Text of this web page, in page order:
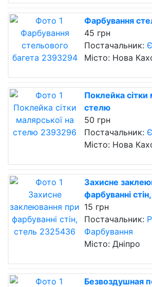
Фарбування
45 грн
Постачальник:
Місто: Нова
Поклейка сітки
стелю
50 грн
Постачальник:
Місто: Нова
Захисне
фарбуванні
15 грн
Постачальник:
Фарбування
Місто: Дніпро
Безвоздушная